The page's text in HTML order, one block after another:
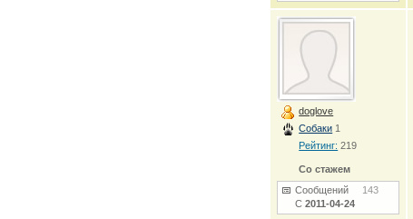
doglove
Собаки 1
Рейтинг: 219
Со стажем
Сообщений 143
С2011-04-24